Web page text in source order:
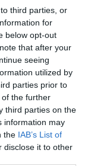
third parties, or
for
below opt-out
that after your
seeing
utilized by
parties prior to
the further
third parties on the
information may
the IAB’s List of
disclose it to other
de
Águeda